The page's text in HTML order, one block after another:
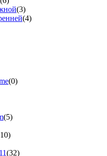
(3)
(4)
(0)
(5)
(32)